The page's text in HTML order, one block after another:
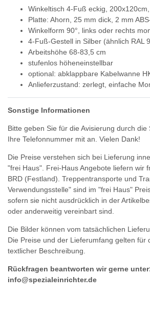
Winkeltisch 4-Fuß eckig,
Platte: Ahorn, 25 mm dick, 2 mm
Winkelform 90°, links oder rechts
4-Fuß-Gestell in Silber (ähnlich RAL
Arbeitshöhe 68-83,5 cm
stufenlos höheneinstellbar
optional: abklappbare Kabelwanne
Anlieferzustand: zerlegt, einfache
Sonstige Informationen
Bitte geben Sie für die Avisierung durch
Ihre Telefonnummer mit an. Vielen Dank!
Die Preise verstehen sich bei Lieferung
"frei Haus". Frei-Haus Angebote liefern wir
BRD (Festland). Treppentransporte und
Verwendungsstelle" sind im "frei Haus"
sofern sie nicht ausdrücklich in der
oder anderweitig vereinbart sind.
Die Bilder können vom tatsächlichen
Die Preise und der Lieferumfang gelten für
textlicher Beschreibung.
Rückfragen beantworten wir gerne
info@spezialeinrichter.de